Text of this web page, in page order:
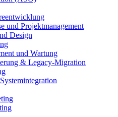
und Projektmanagement
Design
und Wartung
& Legacy-Migration